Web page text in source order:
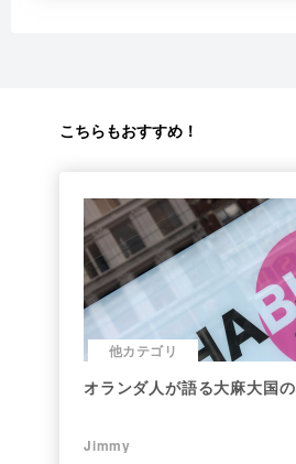
こちらもおすすめ！
他カテゴリ
オランダ人が語る大麻大国
Jimmy